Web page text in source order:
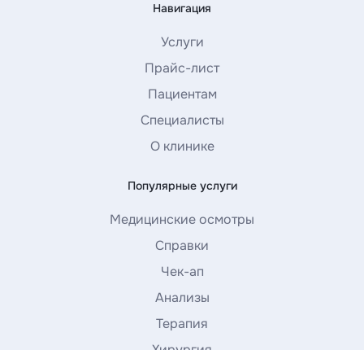
Навигация
Услуги
Прайс-лист
Пациентам
Специалисты
О клинике
Популярные услуги
Медицинские осмотры
Справки
Чек-ап
Анализы
Терапия